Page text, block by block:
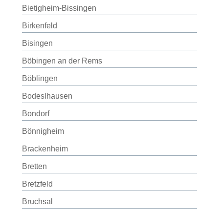
Bietigheim-Bissingen
Birkenfeld
Bisingen
Böbingen an der Rems
Böblingen
Bodeslhausen
Bondorf
Bönnigheim
Brackenheim
Bretten
Bretzfeld
Bruchsal